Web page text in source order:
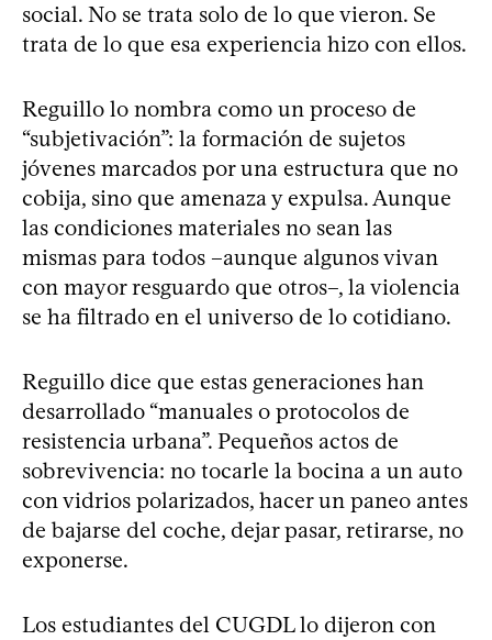
social. No se trata solo de lo que vieron. Se
trata de lo que esa experiencia hizo con ellos.
Reguillo lo nombra como un proceso de
“subjetivación”: la formación de sujetos
jóvenes marcados por una estructura que no
cobija, sino que amenaza y expulsa. Aunque
las condiciones materiales no sean las
mismas para todos –aunque algunos vivan
con mayor resguardo que otros–, la violencia
se ha filtrado en el universo de lo cotidiano.
Reguillo dice que estas generaciones han
desarrollado “manuales o protocolos de
resistencia urbana”. Pequeños actos de
sobrevivencia: no tocarle la bocina a un auto
con vidrios polarizados, hacer un paneo antes
de bajarse del coche, dejar pasar, retirarse, no
exponerse.
Los estudiantes del CUGDL lo dijeron con